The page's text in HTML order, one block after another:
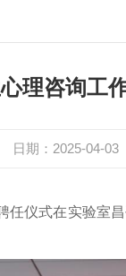
理咨询工
日期：2025-04-03
任仪式在实验